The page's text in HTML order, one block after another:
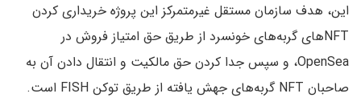
این، هدف سازمان مستقل غیرمتمرکز این پروژه خریداری کردن
NFT‌های گربه‌های خونسرد از طریق حق امتیاز فروش در
OpenSea‌، و سپس جدا کردن حق مالکیت و انتقال دادن آن به
صاحبان NFT گربه‌های جهش یافته از طریق توکن FISH است.